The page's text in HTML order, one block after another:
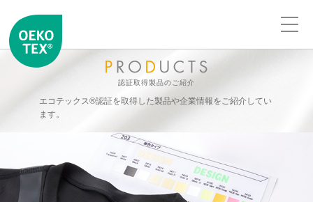
認証取得製品のご紹介
エコテックス®認証を取得した製品や企業情報をご紹介してい
ます。